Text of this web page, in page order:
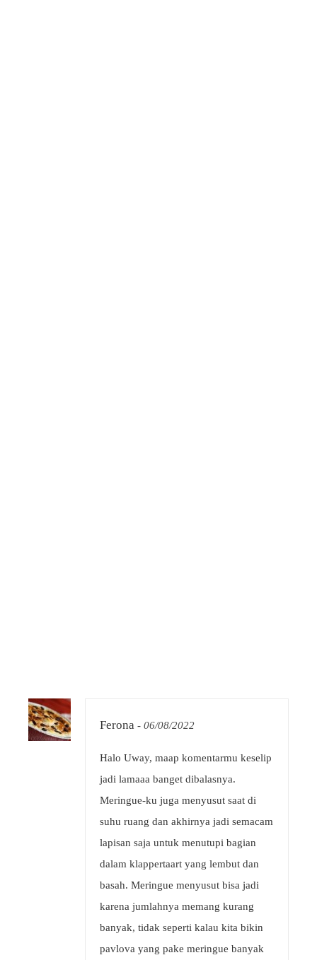
Ferona - 06/08/2022
Halo Uway, maap komentarmu keselip
jadi lamaaa banget dibalasnya.
Meringue-ku juga menyusut saat di
suhu ruang dan akhirnya jadi semacam
lapisan saja untuk menutupi bagian
dalam klappertaart yang lembut dan
basah. Meringue menyusut bisa jadi
karena jumlahnya memang kurang
banyak, tidak seperti kalau kita bikin
pavlova yang pake meringue banyak